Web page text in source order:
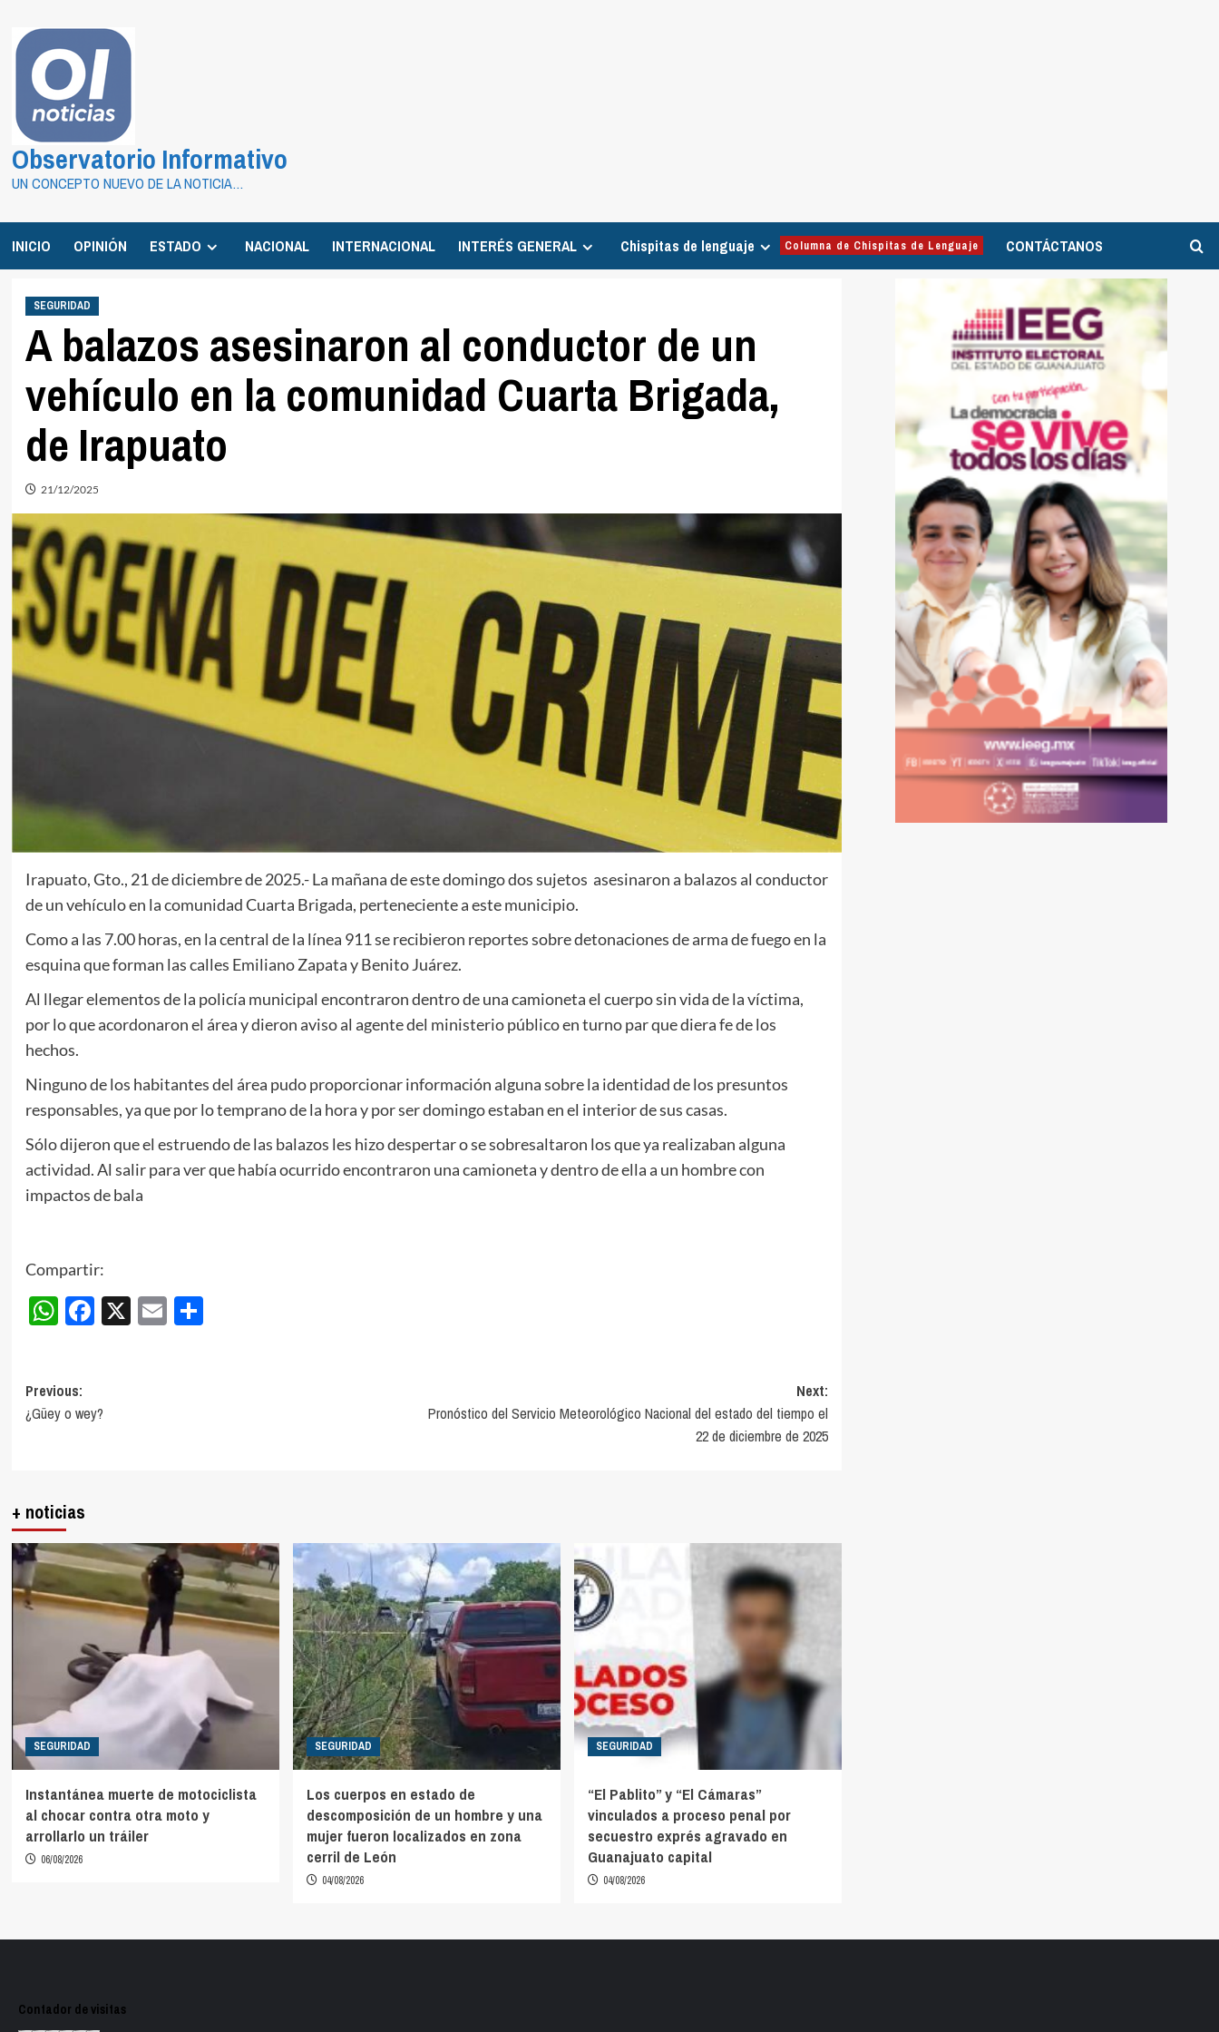
contenido
Observatorio Informativo
UN CONCEPTO NUEVO DE LA NOTICIA…
INICIO OPINIÓN ESTADO NACIONAL INTERNACIONAL INTERÉS GENERAL Chispitas de lenguaje Columna de Chispitas de Lenguaje CONTÁCTANOS
SEGURIDAD
A balazos asesinaron al conductor de un
vehículo en la comunidad Cuarta Brigada,
de Irapuato
21/12/2025
Irapuato, Gto., 21 de diciembre de 2025.- La mañana de este domingo dos sujetos asesinaron a balazos al conductor
de un vehículo en la comunidad Cuarta Brigada, perteneciente a este municipio.
Como a las 7.00 horas, en la central de la línea 911 se recibieron reportes sobre detonaciones de arma de fuego en la
esquina que forman las calles Emiliano Zapata y Benito Juárez.
Al llegar elementos de la policía municipal encontraron dentro de una camioneta el cuerpo sin vida de la víctima,
por lo que acordonaron el área y dieron aviso al agente del ministerio público en turno par que diera fe de los
hechos.
Ninguno de los habitantes del área pudo proporcionar información alguna sobre la identidad de los presuntos
responsables, ya que por lo temprano de la hora y por ser domingo estaban en el interior de sus casas.
Sólo dijeron que el estruendo de las balazos les hizo despertar o se sobresaltaron los que ya realizaban alguna
actividad. Al salir para ver que había ocurrido encontraron una camioneta y dentro de ella a un hombre con
impactos de bala
Compartir:
WhatsApp
Facebook
X EmailCompartir
Post
navigation
Previous:
¿Güey o wey?
Next:
Pronóstico del Servicio Meteorológico Nacional del estado del tiempo el
22 de diciembre de 2025
+ noticias
SEGURIDAD
Instantánea muerte de motociclista
al chocar contra otra moto y
arrollarlo un tráiler
06/08/2026
SEGURIDAD
Los cuerpos en estado de
descomposición de un hombre y una
mujer fueron localizados en zona
cerril de León
04/08/2026
SEGURIDAD
“El Pablito” y “El Cámaras”
vinculados a proceso penal por
secuestro exprés agravado en
Guanajuato capital
04/08/2026
Contador de visitas